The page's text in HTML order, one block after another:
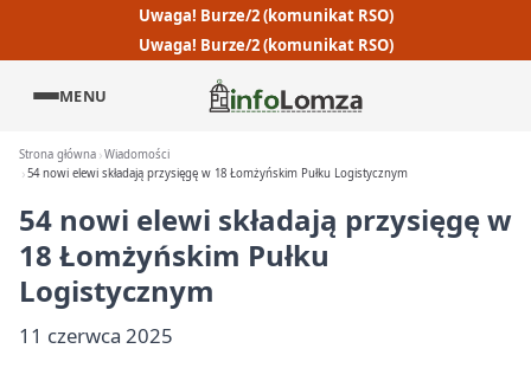
Uwaga! Burze/2 (komunikat RSO)
Uwaga! Burze/2 (komunikat RSO)
MENU
Strona główna Wiadomości
54 nowi elewi składają przysięgę w 18 Łomżyńskim Pułku Logistycznym
54 nowi elewi składają przysięgę w
18 Łomżyńskim Pułku
Logistycznym
11 czerwca 2025